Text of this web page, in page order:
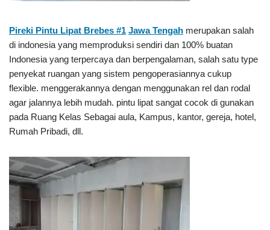
Pireki Pintu Lipat Brebes #1 Jawa Tengah merupakan salah
di indonesia yang memproduksi sendiri dan 100% buatan
Indonesia yang terpercaya dan berpengalaman, salah satu type
penyekat ruangan yang sistem pengoperasiannya cukup
flexible. menggerakannya dengan menggunakan rel dan rodal
agar jalannya lebih mudah. pintu lipat sangat cocok di gunakan
pada Ruang Kelas Sebagai aula, Kampus, kantor, gereja, hotel,
Rumah Pribadi, dll.